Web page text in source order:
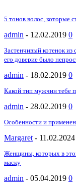
5 тонов волос, которые
admin - 12.02.2019 0
Застенчивый котенок из
его доверие было
admin - 18.02.2019 0
Какой тип мужчин тебе
admin - 28.02.2019 0
Особенности и
Margaret - 11.02.2024
Женщины, которых в
маску
admin - 05.04.2019 0